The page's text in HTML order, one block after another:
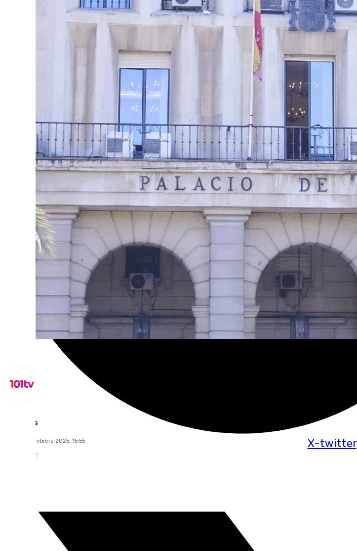
X-twitter
Lynx Devs
sábado, 22 febrero 2025, 15:55
Compartir: